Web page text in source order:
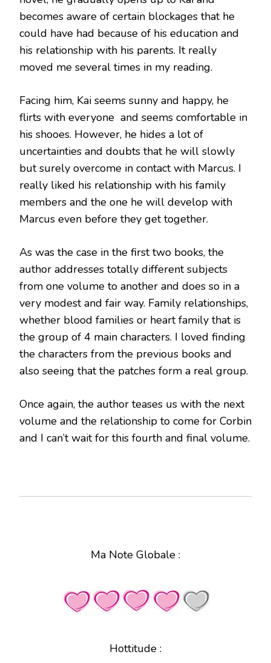
becomes aware of certain blockages that he
could have had because of his education and
his relationship with his parents. It really
moved me several times in my reading.
Facing him, Kai seems sunny and happy, he
flirts with everyone and seems comfortable in
his shooes. However, he hides a lot of
uncertainties and doubts that he will slowly
but surely overcome in contact with Marcus. I
really liked his relationship with his family
members and the one he will develop with
Marcus even before they get together.
As was the case in the first two books, the
author addresses totally different subjects
from one volume to another and does so in a
very modest and fair way. Family relationships,
whether blood families or heart family that is
the group of 4 main characters. I loved finding
the characters from the previous books and
also seeing that the patches form a real group.
Once again, the author teases us with the next
volume and the relationship to come for Corbin
and I can’t wait for this fourth and final volume.
Ma Note Globale :
Hottitude :